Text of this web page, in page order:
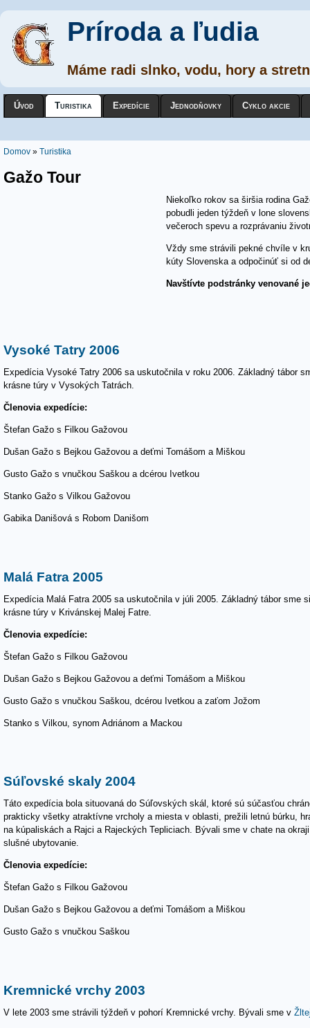
Príroda a ľudia
Máme radi slnko, vodu, hory a
Úvod Turistika Expedície Jednodňovky Cyklo akcie
Nachádzate sa tu
Domov » Turistika
Gažo Tour
Niekoľko rokov sa širšia rodina
pobudli jeden týždeň v lone
večeroch spevu a rozprávaniu
Vždy sme strávili pekné chvíle v
kúty Slovenska a odpočinúť si od
Navštívte podstránky venované
Vysoké Tatry 2006
Expedícia Vysoké Tatry 2006 sa uskutočnila v roku 2006. Základný tábor
krásne túry v Vysokých Tatrách.
Členovia expedície:
Štefan Gažo s Filkou Gažovou
Dušan Gažo s Bejkou Gažovou a deťmi Tomášom a Miškou
Gusto Gažo s vnučkou Saškou a dcérou Ivetkou
Stanko Gažo s Vilkou Gažovou
Gabika Danišová s Robom Danišom
Malá Fatra 2005
Expedícia Malá Fatra 2005 sa uskutočnila v júli 2005. Základný tábor sme
krásne túry v Krivánskej Malej Fatre.
Členovia expedície:
Štefan Gažo s Filkou Gažovou
Dušan Gažo s Bejkou Gažovou a deťmi Tomášom a Miškou
Gusto Gažo s vnučkou Saškou, dcérou Ivetkou a zaťom Jožom
Stanko s Vilkou, synom Adriánom a Mackou
Súľovské skaly 2004
Táto expedícia bola situovaná do Súľovských skál, ktoré sú súčasťou
prakticky všetky atraktívne vrcholy a miesta v oblasti, prežili letnú búrku,
na kúpaliskách a Rajci a Rajeckých Tepliciach. Bývali sme v chate na
slušné ubytovanie.
Členovia expedície:
Štefan Gažo s Filkou Gažovou
Dušan Gažo s Bejkou Gažovou a deťmi Tomášom a Miškou
Gusto Gažo s vnučkou Saškou
Kremnické vrchy 2003
V lete 2003 sme strávili týždeň v pohorí Kremnické vrchy. Bývali sme v